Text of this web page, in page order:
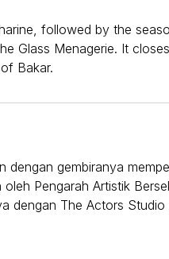
followed by the
Glass Menagerie. It
Bakar.
gembiranya
Pengarah Artistik
dengan The Actors